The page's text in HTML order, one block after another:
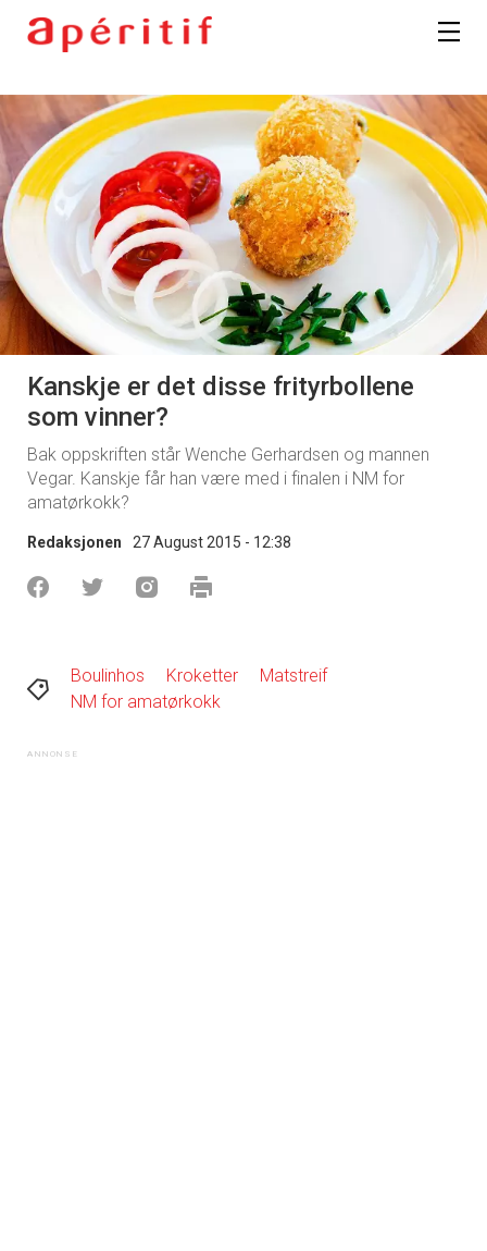
Kanskje er det disse frityrbollene
som vinner?
Bak oppskriften står Wenche Gerhardsen og mannen
Vegar. Kanskje får han være med i finalen i NM for
amatørkokk?
Redaksjonen 27 August 2015 - 12:38
Boulinhos Kroketter
Matstreif
NM for amatørkokk